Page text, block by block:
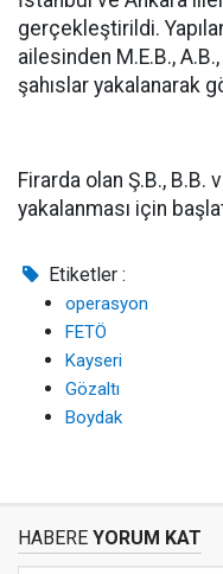
gerçekleştirildi.
ailesinden M.E.B.,
şahıslar yakalanarak
Firarda olan Ş.B., B.B.
yakalanması için
Etiketler :
operasyon
FETÖ
Kayseri
Gözaltı
Boydak
HABERE YORUM KAT